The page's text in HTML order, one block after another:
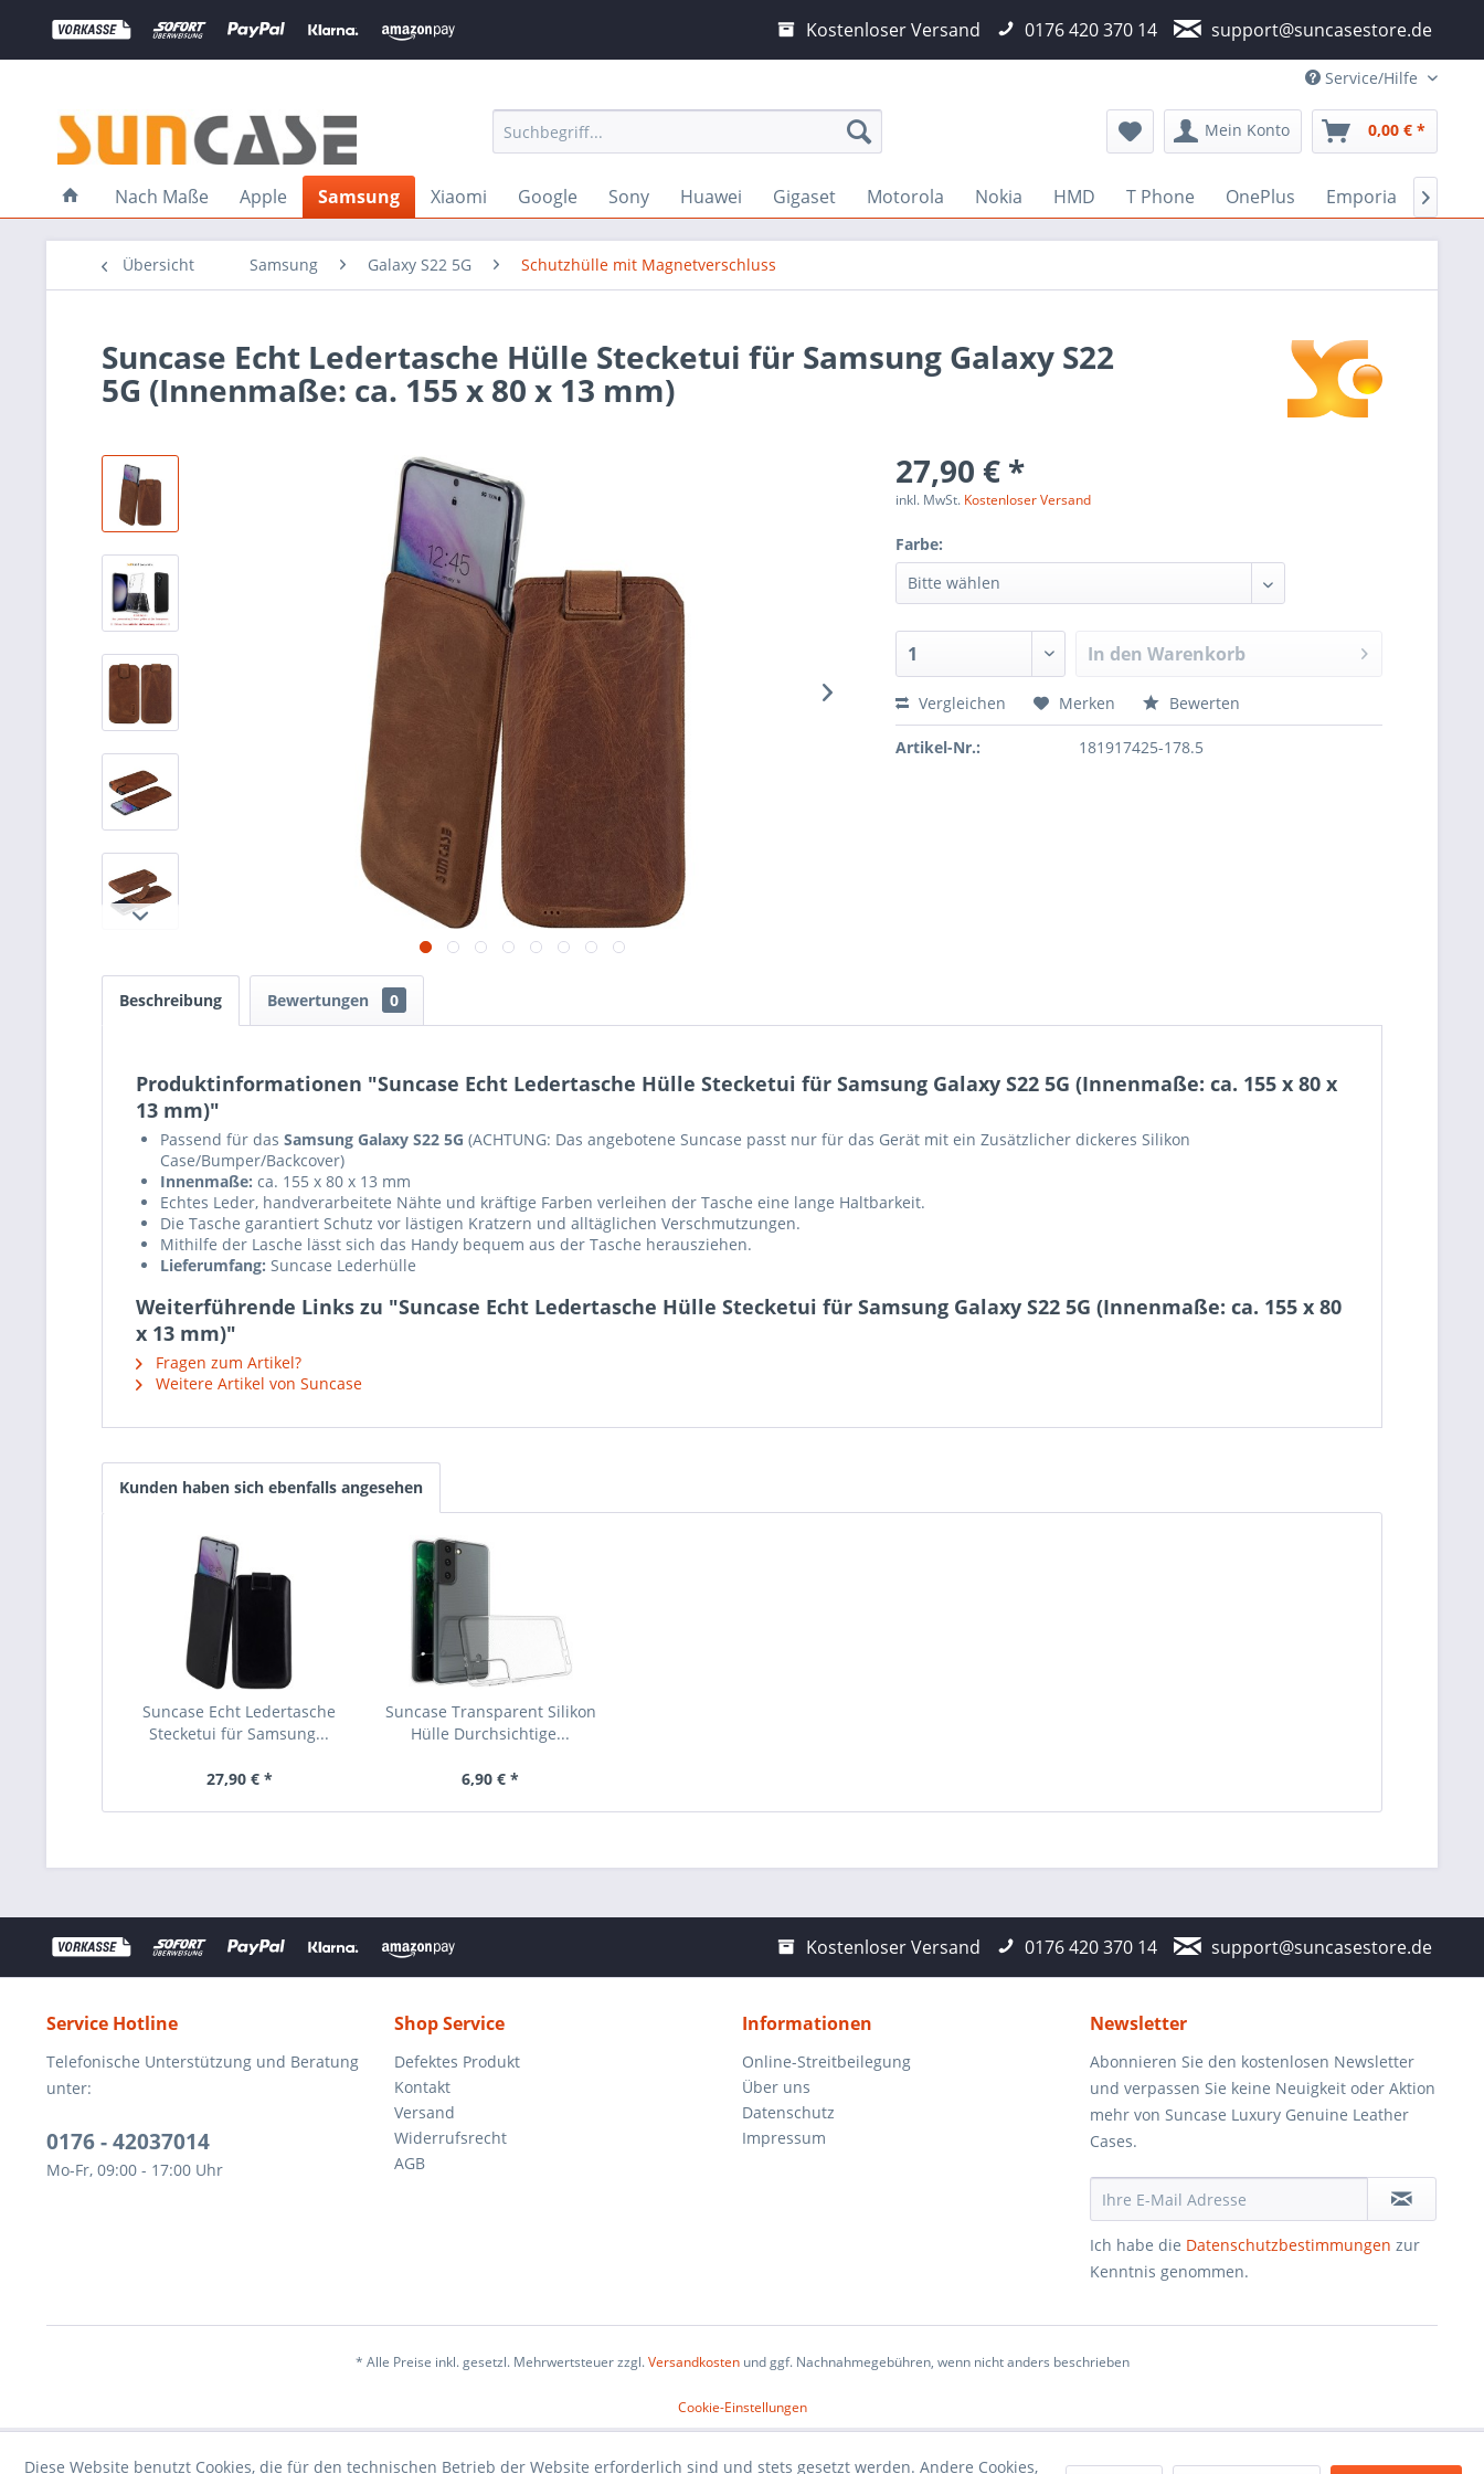
Kostenloser Versand 0176 420 370 14 support@suncasestore.de
Service/Hilfe
Mein Konto 0,00 € *
Nach Maße Apple Samsung Xiaomi Google Sony Huawei Gigaset Motorola Nokia HMD T Phone OnePlus Emporia 
Übersicht Samsung Galaxy S22 5G Schutzhülle mit Magnetverschluss
Suncase Echt Ledertasche Hülle Stecketui für Samsung Galaxy S22
5G (Innenmaße: ca. 155 x 80 x 13 mm)
27,90 € *
inkl. MwSt. Kostenloser Versand
Farbe:
In den Warenkorb
Vergleichen Merken Bewerten
Artikel-Nr.: 181917425-178.5
Beschreibung Bewertungen 0
Produktinformationen "Suncase Echt Ledertasche Hülle Stecketui für Samsung Galaxy S22 5G (Innenmaße: ca. 155 x 80 x
13 mm)"
Passend für das Samsung Galaxy S22 5G (ACHTUNG: Das angebotene Suncase passt nur für das Gerät mit ein Zusätzlicher dickeres Silikon
Case/Bumper/Backcover)
Innenmaße: ca. 155 x 80 x 13 mm
Echtes Leder, handverarbeitete Nähte und kräftige Farben verleihen der Tasche eine lange Haltbarkeit.
Die Tasche garantiert Schutz vor lästigen Kratzern und alltäglichen Verschmutzungen.
Mithilfe der Lasche lässt sich das Handy bequem aus der Tasche herausziehen.
Lieferumfang: Suncase Lederhülle
Weiterführende Links zu "Suncase Echt Ledertasche Hülle Stecketui für Samsung Galaxy S22 5G (Innenmaße: ca. 155 x 80
x 13 mm)"
Fragen zum Artikel?
Weitere Artikel von Suncase
Kunden haben sich ebenfalls angesehen
Suncase Echt Ledertasche
Stecketui für Samsung...
27,90 € *
Suncase Transparent Silikon
Hülle Durchsichtige...
6,90 € *
Kostenloser Versand 0176 420 370 14 support@suncasestore.de
Service Hotline
Telefonische Unterstützung und Beratung
unter:
0176 - 42037014
Mo-Fr, 09:00 - 17:00 Uhr
Shop Service
Defektes Produkt
Kontakt
Versand
Widerrufsrecht
AGB
Informationen
Online-Streitbeilegung
Über uns
Datenschutz
Impressum
Newsletter
Abonnieren Sie den kostenlosen Newsletter
und verpassen Sie keine Neuigkeit oder Aktion
mehr von Suncase Luxury Genuine Leather
Cases.
Ich habe die Datenschutzbestimmungen zur
Kenntnis genommen.
* Alle Preise inkl. gesetzl. Mehrwertsteuer zzgl.Versandkostenund ggf. Nachnahmegebühren, wenn nicht anders beschrieben
Cookie-Einstellungen
Diese Website benutzt Cookies, die für den technischen Betrieb der Website erforderlich sind und stets gesetzt werden. Andere Cookies,